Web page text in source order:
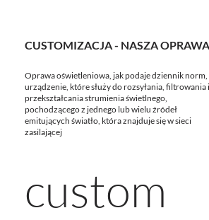
CUSTOMIZACJA - NASZA
Oprawa oświetleniowa, jak podaje dziennik
urządzenie, które służy do rozsyłania, filtrowania i
przekształcania strumienia świetlnego,
pochodzącego z jednego lub wielu źródeł
emitujących światło, która znajduje się w sieci
zasilającej
custom